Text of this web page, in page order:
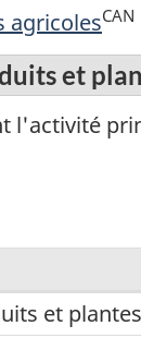
agricolesCAN
et
l'activité
et